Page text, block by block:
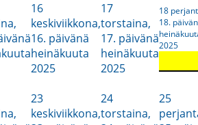
16
keskiviikkona,
16. päivänä
heinäkuuta
2025
17
torstaina,
17. päivänä
heinäkuuta
2025
18
18.
2025
23
keskiviikkona,
24
torstaina,
25